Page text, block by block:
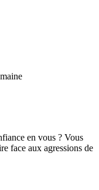
en vous ? Vous
face aux agressions de